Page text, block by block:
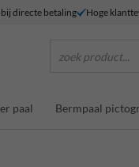
directe betaling Hoge
zoek product...
paal Bermpaal